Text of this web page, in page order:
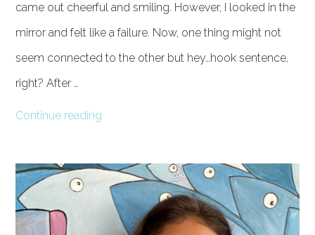
came out cheerful and smiling. However, I looked in the
mirror and felt like a failure. Now, one thing might not
seem connected to the other but hey…hook sentence,
right? After …
Continue reading